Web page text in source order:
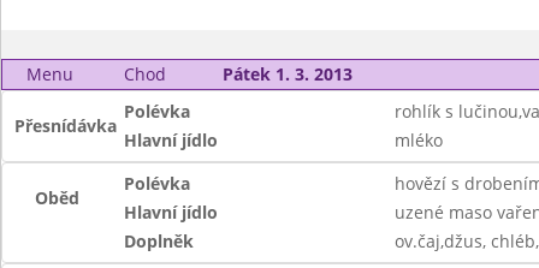
Menu Chod Pátek 1. 3. 2013
Přesnídávka
Polévka
rohlík s
Hlavní jídlo
mléko
Oběd
Polévka
hovězí s
Hlavní jídlo
uzené maso
Doplněk
ov.čaj,džus,